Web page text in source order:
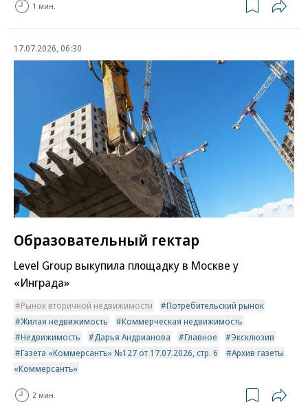
1 мин.
17.07.2026, 06:30
Образовательный гектар
Level Group выкупила площадку в Москве у
«Инграда»
Рынок вторичной недвижимости
Потребительский рынок
Жилая недвижимость
Коммерческая недвижимость
Недвижимость
Дарья Андрианова Главное
Эксклюзив
Газета «Коммерсантъ» №127 от 17.07.2026, стр. 6
Архив газеты
«Коммерсантъ»
2 мин.